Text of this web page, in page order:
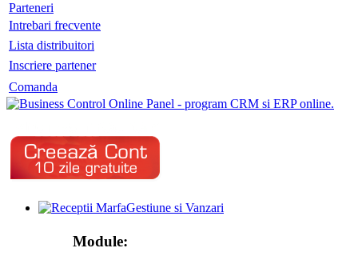
Parteneri
Intrebari frecvente
Lista distribuitori
Inscriere partener
Comanda
Gestiune si Vanzari
Module: